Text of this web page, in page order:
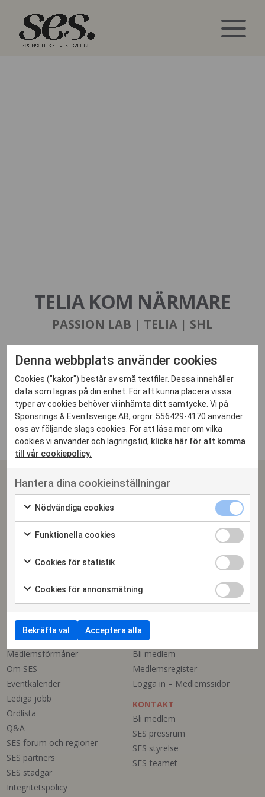
TELIA KOM NÄRMARE
PASSION LAB | TELIA | SHL
kontextuella kanaler där kombinationen av målgruppen själva, deras
idoler och favoritklubbar, samt realiserandet av unika
hockeyupplevelser resulterade i uppmärksamhet, engagemang och
gillande av Telia. Telia vann hockeymålgruppens hjärta genom att ta
dem närmare sitt intresse och favoritlag, vilket resulterade i ökad
tänkbarhet till och direkta affärer för Telias TV- och streamingtjänster
SPONSRINGS & EVENTSVERIGE
Arena Skrapan
Götgatan 78 | 118 30 Stockholm
Telefon växel: 08-410 630 50
info@ses.se
Cookie-inställningar
SES
Medlemsförmåner
Om SES
Eventkalender
Lediga jobb
Ordlista
Q&A
SES forum och regioner
SES partners
SES stadgar
Integritetspolicy
MEDLEMMAR
Bli medlem
Medlemsregister
Logga in – Medlemssidor
KONTAKT
Bli medlem
SES pressrum
SES styrelse
SES-teamet
Denna webbplats använder cookies
Cookies ("kakor") består av små textfiler. Dessa innehåller
data som lagras på din enhet. För att kunna placera vissa
typer av cookies behöver vi inhämta ditt samtycke. Vi på
Sponsrings & Eventsverige AB, orgnr. 556429-4170 använder
oss av följande slags cookies. För att läsa mer om vilka
cookies vi använder och lagringstid, klicka här för att komma
till vår cookiepolicy.
Hantera dina cookieinställningar
Nödvändiga cookies
Funktionella cookies
Cookies för statistik
Cookies för annonsmätning
Bekräfta val Acceptera alla